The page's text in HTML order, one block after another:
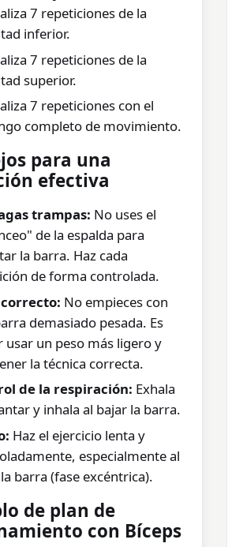
7 repeticiones de la
inferior.
7 repeticiones de la
superior.
7 repeticiones con el
completo de movimiento.
para una
efectiva
trampas: No uses el
de la espalda para
la barra. Haz cada
de forma controlada.
correcto: No empieces con
demasiado pesada. Es
usar un peso más ligero y
la técnica correcta.
de la respiración: Exhala
y inhala al bajar la barra.
Haz el ejercicio lenta y
especialmente al
barra (fase excéntrica).
de plan de
con Bíceps